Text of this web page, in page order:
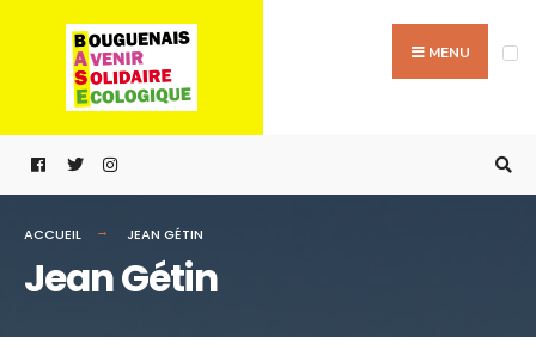
MENU
ACCUEIL JEAN GÉTIN
Jean Gétin